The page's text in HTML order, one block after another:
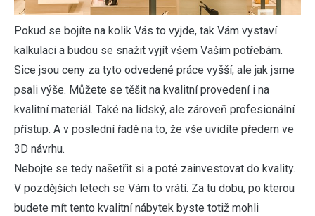
Pokud se bojíte na kolik Vás to vyjde, tak Vám vystaví
kalkulaci a budou se snažit vyjít všem Vašim potřebám.
Sice jsou ceny za tyto odvedené práce vyšší, ale jak jsme
psali výše. Můžete se těšit na kvalitní provedení i na
kvalitní materiál. Také na lidský, ale zároveň profesionální
přístup. A v poslední řadě na to, že vše uvidíte předem ve
3D návrhu.
Nebojte se tedy našetřit si a poté zainvestovat do kvality.
V pozdějších letech se Vám to vrátí. Za tu dobu, po kterou
budete mít tento kvalitní nábytek byste totiž mohli